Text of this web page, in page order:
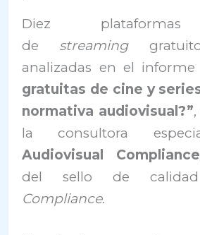
Diez plataformas
de streaming
analizadas en el informe
gratuitas de cine y
normativa audiovisual?”
la consultora
Audiovisual Compliance
del sello de
Compliance.